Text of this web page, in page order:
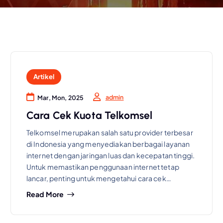
Artikel
Mar, Mon, 2025 admin
Cara Cek Kuota Telkomsel
Telkomsel merupakan salah satu provider terbesar
di Indonesia yang menyediakan berbagai layanan
internet dengan jaringan luas dan kecepatan tinggi.
Untuk memastikan penggunaan internet tetap
lancar, penting untuk mengetahui cara cek…
Read More